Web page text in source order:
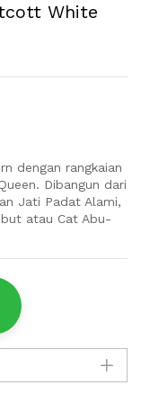
White
dengan rangkaian
Dibangun dari
Jati Padat Alami,
atau Cat Abu-